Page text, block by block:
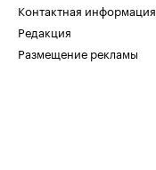
Контактная информация
Редакция
Размещение рекламы